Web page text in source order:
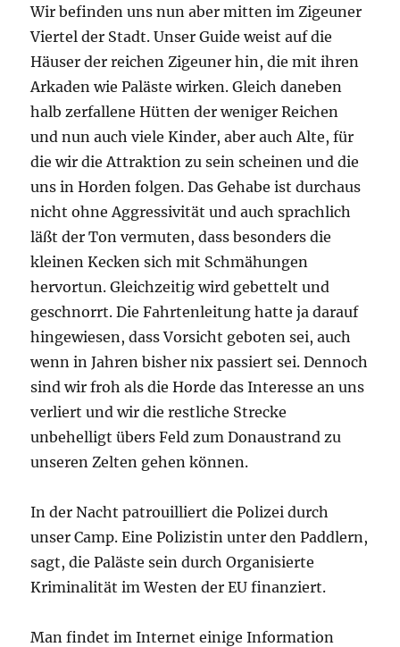
Wir befinden uns nun aber mitten im Zigeuner
Viertel der Stadt. Unser Guide weist auf die
Häuser der reichen Zigeuner hin, die mit ihren
Arkaden wie Paläste wirken. Gleich daneben
halb zerfallene Hütten der weniger Reichen
und nun auch viele Kinder, aber auch Alte, für
die wir die Attraktion zu sein scheinen und die
uns in Horden folgen. Das Gehabe ist durchaus
nicht ohne Aggressivität und auch sprachlich
läßt der Ton vermuten, dass besonders die
kleinen Kecken sich mit Schmähungen
hervortun. Gleichzeitig wird gebettelt und
geschnorrt. Die Fahrtenleitung hatte ja darauf
hingewiesen, dass Vorsicht geboten sei, auch
wenn in Jahren bisher nix passiert sei. Dennoch
sind wir froh als die Horde das Interesse an uns
verliert und wir die restliche Strecke
unbehelligt übers Feld zum Donaustrand zu
unseren Zelten gehen können.
In der Nacht patrouilliert die Polizei durch
unser Camp. Eine Polizistin unter den Paddlern,
sagt, die Paläste sein durch Organisierte
Kriminalität im Westen der EU finanziert.
Man findet im Internet einige Information